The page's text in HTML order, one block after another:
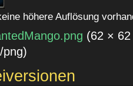
höhere Auflösung
(62 ×
png)